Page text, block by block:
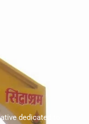
dedicated to